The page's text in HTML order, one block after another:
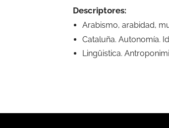
Descriptores:
Arabismo, arabidad,
Cataluña. Autonomía.
Lingüistica.